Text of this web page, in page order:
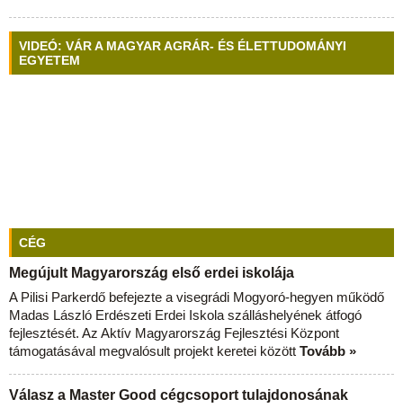
VIDEÓ: VÁR A MAGYAR AGRÁR- ÉS ÉLETTUDOMÁNYI
EGYETEM
CÉG
Megújult Magyarország első erdei iskolája
A Pilisi Parkerdő befejezte a visegrádi Mogyoró-hegyen működő
Madas László Erdészeti Erdei Iskola szálláshelyének átfogó
fejlesztését. Az Aktív Magyarország Fejlesztési Központ
támogatásával megvalósult projekt keretei között Tovább »
Válasz a Master Good cégcsoport tulajdonosának